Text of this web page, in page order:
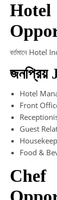
বর্তমানে Hotel
Hotel
Front
Guest
Food &